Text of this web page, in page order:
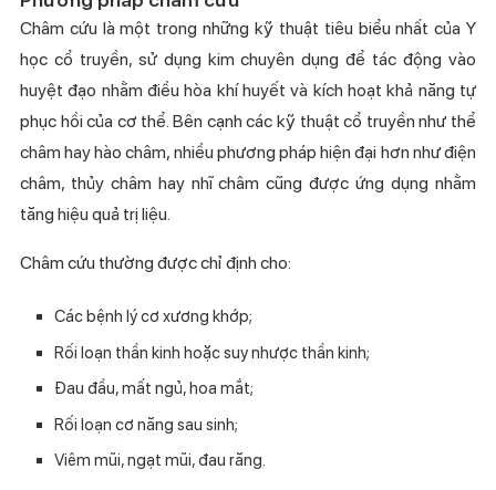
Châm cứu là một trong những kỹ thuật tiêu biểu nhất của Y
học cổ truyền, sử dụng kim chuyên dụng để tác động vào
huyệt đạo nhằm điều hòa khí huyết và kích hoạt khả năng tự
phục hồi của cơ thể. Bên cạnh các kỹ thuật cổ truyền như thể
châm hay hào châm, nhiều phương pháp hiện đại hơn như điện
châm, thủy châm hay nhĩ châm cũng được ứng dụng nhằm
tăng hiệu quả trị liệu.
Châm cứu thường được chỉ định cho:
Các bệnh lý cơ xương khớp;
Rối loạn thần kinh hoặc suy nhược thần kinh;
Đau đầu, mất ngủ, hoa mắt;
Rối loạn cơ năng sau sinh;
Viêm mũi, ngạt mũi, đau răng.